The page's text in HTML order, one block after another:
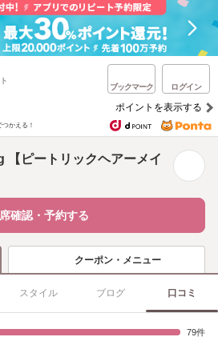
ブックマーク ログイン
ポイントを表示する
かえる！
ピートリックヘアーメイ
確認・予約する
クーポン・メニュー
スタイル ブログ 口コミ
79